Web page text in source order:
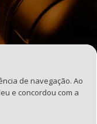
de navegação. Ao
e concordou com a